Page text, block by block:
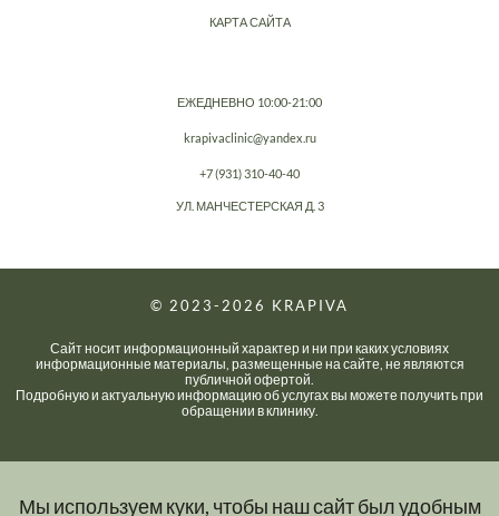
Мы используем куки, чтобы наш сайт был удобным
КАРТА САЙТА
ЕЖЕДНЕВНО 10:00-21:00
krapivaclinic@yandex.ru
+7 (931) 310-40-40
УЛ. МАНЧЕСТЕРСКАЯ Д. 3
© 2023-2026 KRAPIVA
Сайт носит информационный характер и ни при каких условиях
информационные материалы, размещенные на сайте, не являются
публичной офертой.
Подробную и актуальную информацию об услугах вы можете получить при
обращении в клинику.